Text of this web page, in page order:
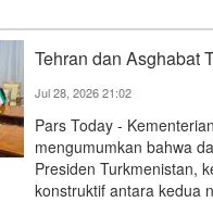
Tehran dan Asghabat
Jul 28, 2026 21:02
Pars Today -
mengumumkan bahwa
Presiden Turkmenistan,
konstruktif antara kedua